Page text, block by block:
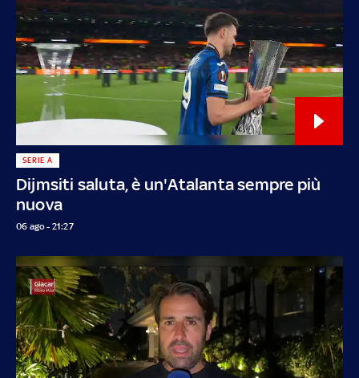
Dijmsiti saluta, è un'Atalanta sempre più
nuova
SERIE A
06 ago - 21:27